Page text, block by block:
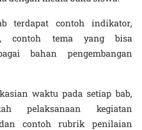
terdapat contoh indikator,
contoh tema yang bisa
bahan pengembangan
waktu pada setiap bab,
pelaksanaan kegiatan
contoh rubrik penilaian